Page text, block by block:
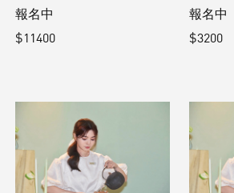
報名中
$11400
報名中
$3200